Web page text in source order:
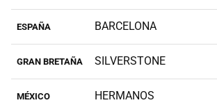
ESPAÑA BARCELONA
GRAN BRETAÑA SILVERSTONE
MÉXICO
HERMANOS